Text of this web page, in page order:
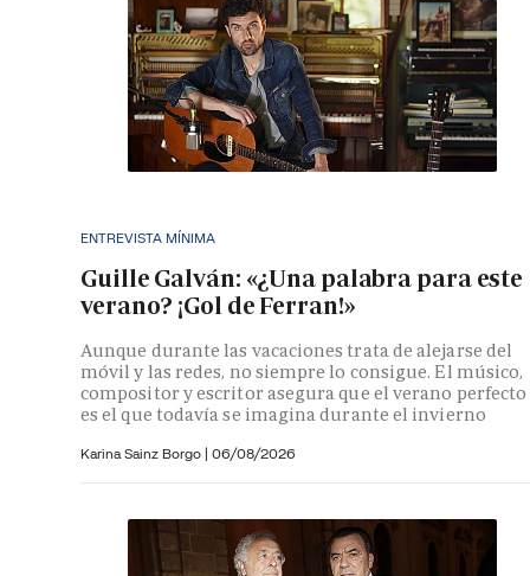
ENTREVISTA MÍNIMA
Guille Galván: «¿Una palabra para este
verano? ¡Gol de Ferran!»
Aunque durante las vacaciones trata de alejarse del
móvil y las redes, no siempre lo consigue. El músico,
compositor y escritor asegura que el verano perfecto
es el que todavía se imagina durante el invierno
Karina Sainz Borgo | 06/08/2026